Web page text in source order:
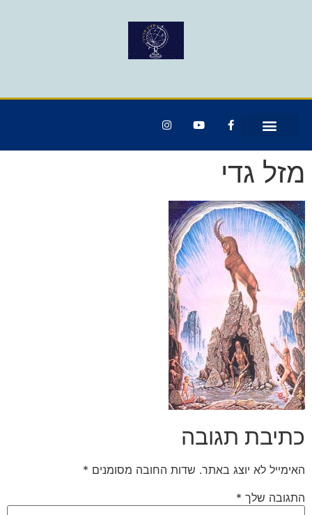
מזל גדי
כתיבת תגובה
האימייל לא יוצג באתר. שדות החובה מסומנים *
התגובה שלך *